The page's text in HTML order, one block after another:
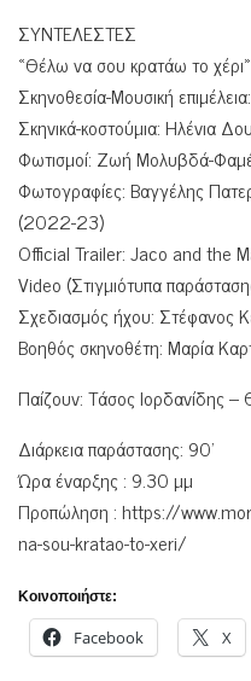
ΣΥΝΤΕΛΕΣΤΕΣ
«Θέλω να σου κρατάω το
Σκηνοθεσία-Μουσική
Σκηνικά-κοστούμια: Ηλένια
Φωτισμοί: Ζωή Μολυβδά-
Φωτογραφίες: Βαγγέλης
(2022-23)
Official Trailer: Jaco and the
Video (Στιγμιότυπα
Σχεδιασμός ήχου: Στέφανος
Βοηθός σκηνοθέτη: Μαρία
Παίζουν: Τάσος Ιορδανίδης –
Διάρκεια παράστασης: 90’
Ώρα έναρξης : 9.30 μμ
Προπώληση : https://
na-sou-kratao-to-xeri/
Κοινοποιήστε:
Facebook X